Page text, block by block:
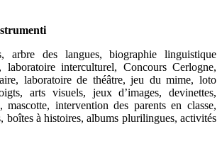
arbre des langues, biographie linguistique
laboratoire interculturel, Concours Cerlogne,
laboratoire de théâtre, jeu du mime, loto
arts visuels, jeux d’images, devinettes,
mascotte, intervention des parents en classe,
boîtes à histoires, albums plurilingues, activités